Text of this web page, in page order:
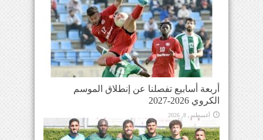
أربعة أسابيع تفصلنا عن إنطلاق الموسم
الكروي 2026-2027
أغسطس 8, 2026